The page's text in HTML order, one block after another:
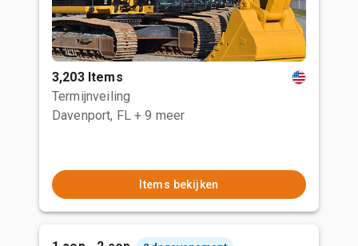
3,203 Items
Termijnveiling
Davenport, FL + 9 meer
Items bekijken